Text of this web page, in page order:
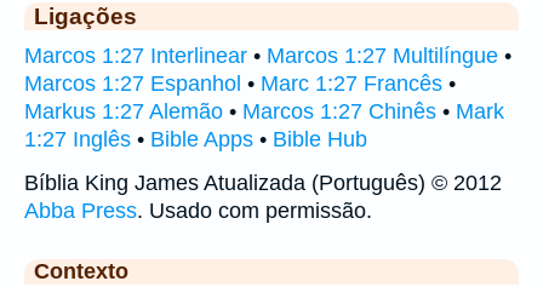
Ligações
Marcos 1:27 Interlinear • Marcos 1:27 Multilíngue •
Marcos 1:27 Espanhol • Marc 1:27 Francês •
Markus 1:27 Alemão • Marcos 1:27 Chinês • Mark
1:27 Inglês • Bible Apps • Bible Hub
Bíblia King James Atualizada (Português) © 2012
Abba Press. Usado com permissão.
Contexto